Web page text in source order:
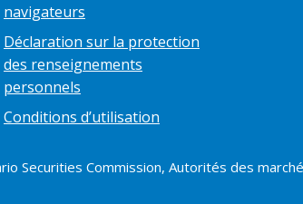
navigateurs
Déclaration sur la protection
des renseignements
personnels
Conditions d’utilisation
Securities Commission, Autorités des